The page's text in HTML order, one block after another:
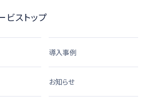
ビストップ
導入事例
お知らせ